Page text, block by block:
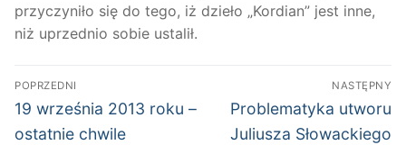
przyczyniło się do tego, iż dzieło „Kordian” jest inne,
niż uprzednio sobie ustalił.
Nawigacja
wpisu
POPRZEDNI
Poprzedni
wpis:
19 września 2013 roku –
ostatnie chwile
NASTĘPNY
Następny
wpis:
Problematyka utworu
Juliusza Słowackiego